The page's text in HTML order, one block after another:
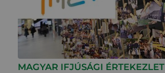
MAGYAR IFJÚSÁGI ÉRTEKEZLET